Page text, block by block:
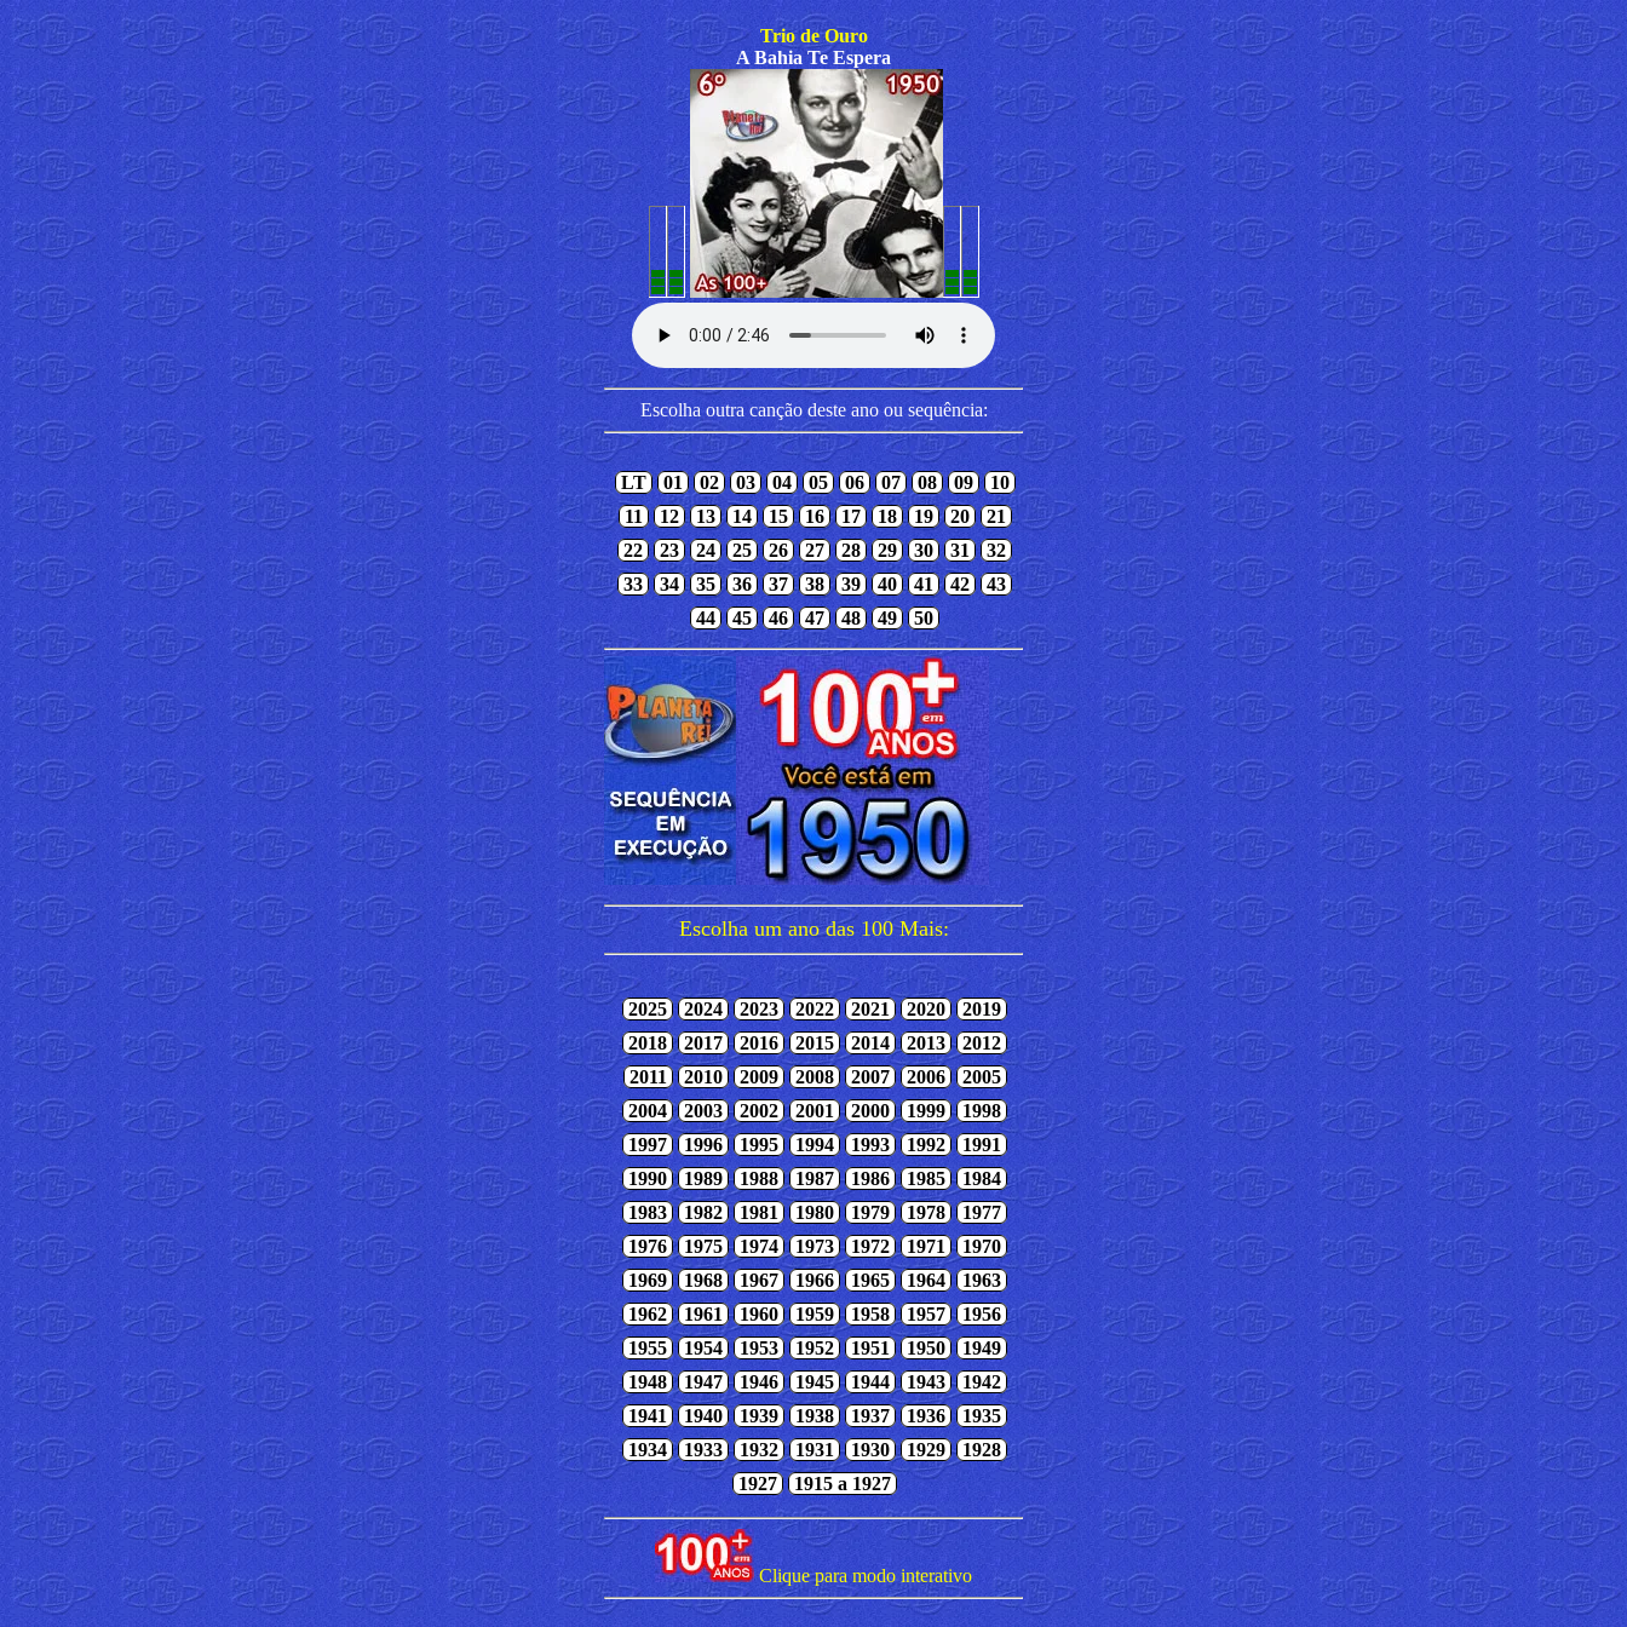
Trio de Ouro
A Bahia Te Espera
Escolha outra canção deste ano ou sequência:
LT 01 02 03 04 05 06 07 08 09
10
11
12 13 14 15 16 17 18 19 20
21
22
23 24 25 26 27 28 29 30 31
32
33
34 35 36 37 38 39 40 41 42
43
44
45 46 47 48 49 50
Escolha um ano das 100 Mais:
2025 2024 2023 2022 2021 2020
2019
2018
2017 2016 2015 2014 2013
2012
2011
2010 2009 2008 2007 2006
2005
2004
2003 2002 2001 2000 1999
1998
1997
1996 1995 1994 1993 1992
1991
1990
1989 1988 1987 1986 1985
1984
1983
1982 1981 1980 1979 1978
1977
1976
1975 1974 1973 1972 1971
1970
1969
1968 1967 1966 1965 1964
1963
1962
1961 1960 1959 1958 1957
1956
1955
1954 1953 1952 1951 1950
1949
1948
1947 1946 1945 1944 1943
1942
1941
1940 1939 1938 1937 1936
1935
1934
1933 1932 1931 1930 1929
1928
1927
1915 a 1927
Clique para modo interativo